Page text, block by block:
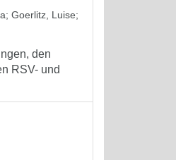
; Goerlitz, Luise;
den
RSV- und